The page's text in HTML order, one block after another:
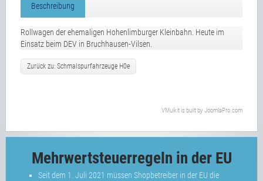
Beschreibung
Rollwagen der ehemaligen Hohenlimburger Kleinbahn. Heute im
Einsatz beim DEV in Bruchhausen-Vilsen.
Zurück zu: Schmalspurfahrzeuge H0e
VMuikit is built by JoomlaPro.com
Mehrwertsteuerregeln in der EU
Seit dem 1. Juli 2021 müssen Shopbetreiber in der EU die